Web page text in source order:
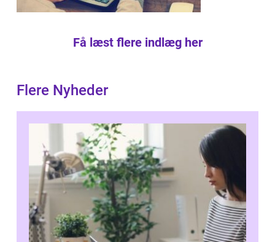
Få læst flere indlæg her
Flere Nyheder